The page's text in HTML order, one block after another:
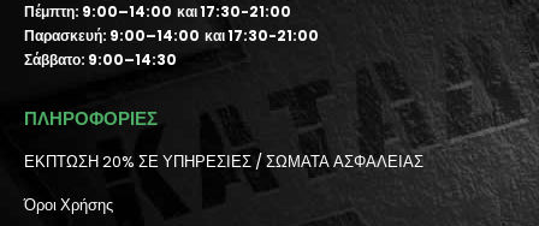
Πέμπτη: 9:00–14:00 και 17:30-21:00
Παρασκευή: 9:00–14:00 και 17:30-21:00
Σάββατο: 9:00–14:30
ΠΛΗΡΟΦΟΡΙΕΣ
ΕΚΠΤΩΣΗ 20% ΣΕ ΥΠΗΡΕΣΙΕΣ / ΣΩΜΑΤΑ ΑΣΦΑΛΕΙΑΣ
Όροι Χρήσης